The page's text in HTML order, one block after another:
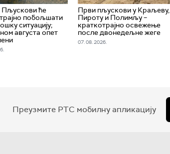
ће
побољшати
ситуацију;
августа опет
Први пљускови у Краљеву,
Пироту и Полимљу –
краткотрајно освежење
после двонедељне жеге
07. 08. 2026.
Преузмите РТС мобилну апликацију